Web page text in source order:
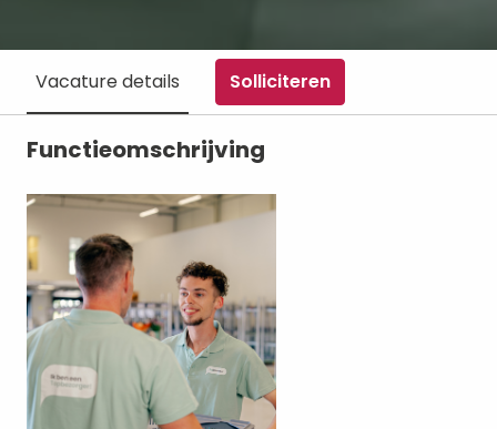
Vacature details Solliciteren
Functieomschrijving